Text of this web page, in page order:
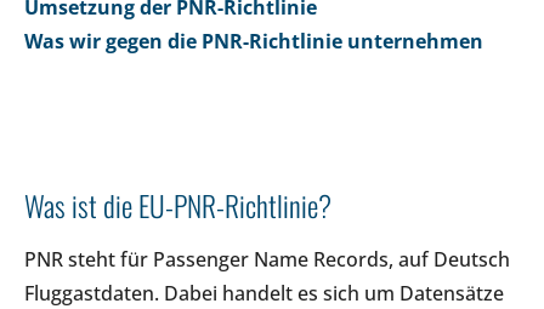
Umsetzung der PNR-Richtlinie
Was wir gegen die PNR-Richtlinie unternehmen
Was ist die EU-PNR-Richtlinie?
PNR steht für Passenger Name Records, auf Deutsch
Fluggastdaten. Dabei handelt es sich um Datensätze